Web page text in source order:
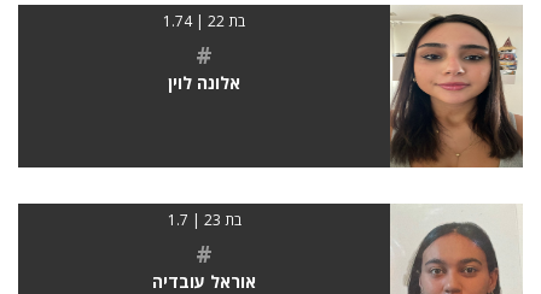
בת 22 | 1.74
#
אלונה לוין
בת 23 | 1.7
#
אוראל עובדיה